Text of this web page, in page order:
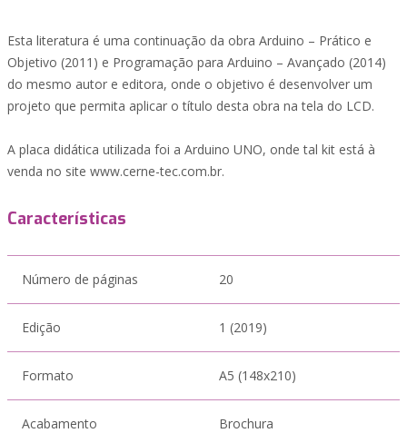
Esta literatura é uma continuação da obra Arduino – Prático e
Objetivo (2011) e Programação para Arduino – Avançado (2014)
do mesmo autor e editora, onde o objetivo é desenvolver um
projeto que permita aplicar o título desta obra na tela do LCD.
A placa didática utilizada foi a Arduino UNO, onde tal kit está à
venda no site www.cerne-tec.com.br.
Características
Número de páginas 20
Edição 1 (2019)
Formato A5 (148x210)
Acabamento Brochura